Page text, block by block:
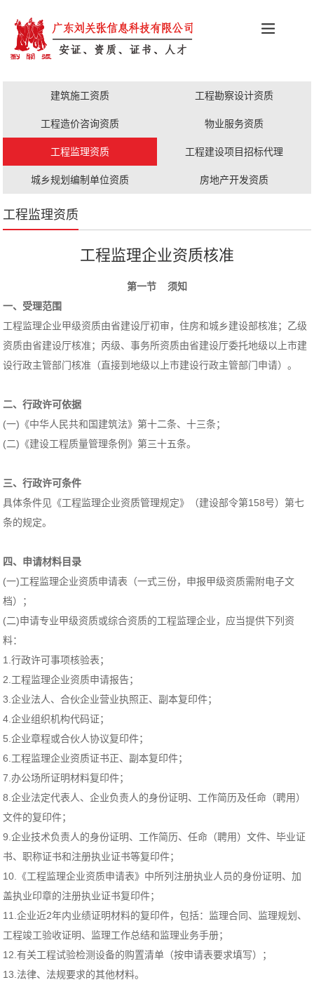
科创政策
建筑施工资质 工程勘察设计资质
工程造价咨询资质 物业服务资质
工程监理资质 工程建设项目招标代理
城乡规划编制单位资质 房地产开发资质
工程监理资质
工程监理企业资质核准
第一节 须知
一、受理范围
工程监理企业甲级资质由省建设厅初审，住房和城乡建设部核准；乙级
资质由省建设厅核准；丙级、事务所资质由省建设厅委托地级以上市建
设行政主管部门核准（直接到地级以上市建设行政主管部门申请）。
二、行政许可依据
(一)《中华人民共和国建筑法》第十二条、十三条；
(二)《建设工程质量管理条例》第三十五条。
三、行政许可条件
具体条件见《工程监理企业资质管理规定》（建设部令第158号）第七
条的规定。
四、申请材料目录
(一)工程监理企业资质申请表（一式三份，申报甲级资质需附电子文
档）；
(二)申请专业甲级资质或综合资质的工程监理企业，应当提供下列资
料：
1.行政许可事项核验表；
2.工程监理企业资质申请报告；
3.企业法人、合伙企业营业执照正、副本复印件；
4.企业组织机构代码证；
5.企业章程或合伙人协议复印件；
6.工程监理企业资质证书正、副本复印件；
7.办公场所证明材料复印件；
8.企业法定代表人、企业负责人的身份证明、工作简历及任命（聘用）
文件的复印件；
9.企业技术负责人的身份证明、工作简历、任命（聘用）文件、毕业证
书、职称证书和注册执业证书等复印件；
10.《工程监理企业资质申请表》中所列注册执业人员的身份证明、加
盖执业印章的注册执业证书复印件；
11.企业近2年内业绩证明材料的复印件，包括：监理合同、监理规划、
工程竣工验收证明、监理工作总结和监理业务手册；
12.有关工程试验检测设备的购置清单（按申请表要求填写）；
13.法律、法规要求的其他材料。